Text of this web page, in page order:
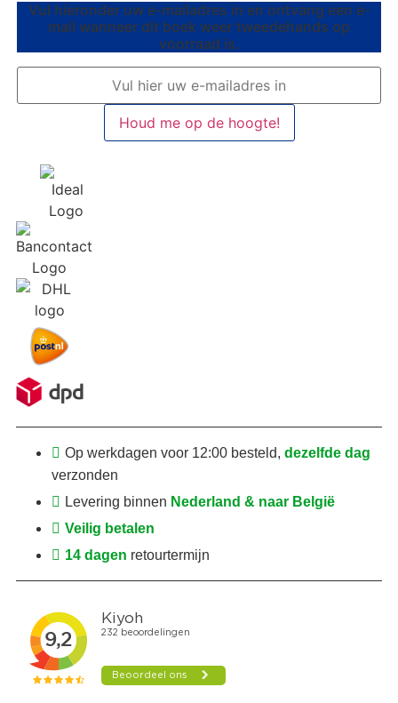
Vul hieronder uw e-mailadres in en ontvang een e-
mail wanneer dit boek weer tweedehands op
voorraad is.
Houd me op de hoogte!
Op werkdagen voor 12:00 besteld, dezelfde dag
verzonden
Levering binnen Nederland & naar België
Veilig betalen
14 dagen retourtermijn